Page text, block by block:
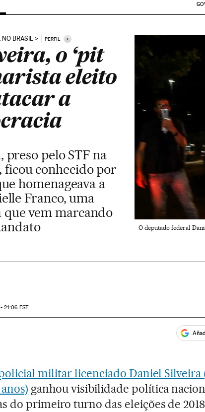
NO BRASIL PERFIL i
o ‘pit
eleito
a
pelo STF na
ficou conhecido por
homenageava a
Franco, uma
vem marcando
O deputado federal
21:06 EST
Facebook
en TwitterRedes Sociales
militar licenciado Daniel Silveira
ganhou visibilidade política
do primeiro turno das eleições de